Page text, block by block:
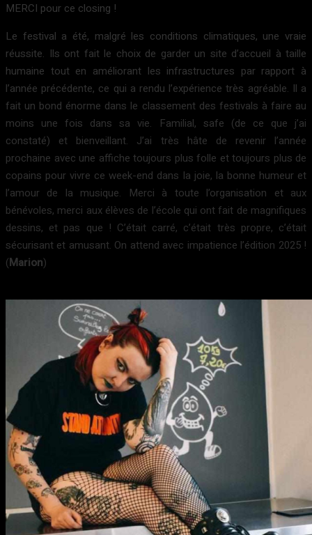
MERCI pour ce closing !
Le festival a été, malgré les conditions climatiques, une vraie
réussite. Ils ont fait le choix de garder un site d’accueil à taille
humaine tout en améliorant les infrastructures par rapport à
l’année précédente, ce qui a rendu l’expérience très agréable. Il a
fait un bond énorme dans le classement des festivals à faire au
moins une fois dans sa vie. Familial, safe (de ce que j’ai
constaté) et bienveillant. J’ai très hâte de revenir l’année
prochaine avec une affiche toujours plus folle et toujours plus de
copains pour vivre ce week-end dans la joie, la bonne humeur et
l’amour de la musique. Merci à toute l’organisation et aux
bénévoles, merci aux élèves de l’école qui ont fait de magnifiques
dessins, et pas que ! C’était carré, c’était très propre, c’était
sécurisant et amusant. On attend avec impatience l’édition 2025 !
(Marion)